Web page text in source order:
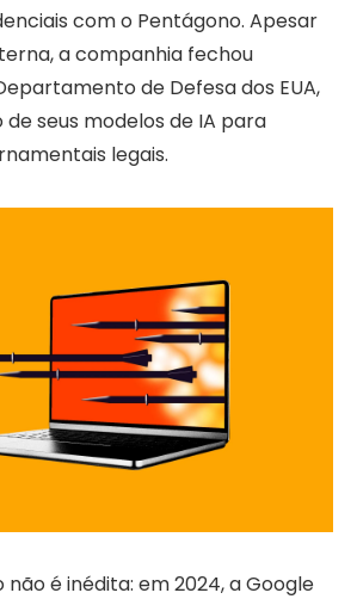
com o Pentágono. Apesar
a companhia fechou
de Defesa dos EUA,
seus modelos de IA para
legais.
não é inédita: em 2024, a Google